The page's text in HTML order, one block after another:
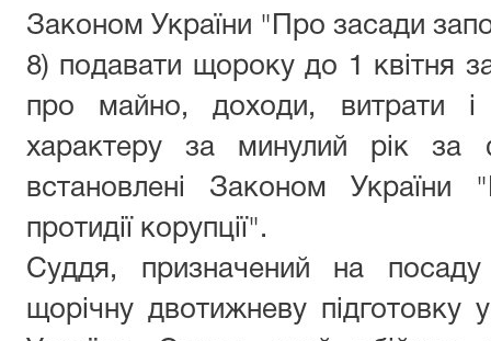
Законом України "Про засади
8) подавати щороку до 1 квітня
про майно, доходи, витрати і
характеру за минулий рік
встановлені Законом України
протидії корупції".
Суддя, призначений на
щорічну двотижневу підготовку